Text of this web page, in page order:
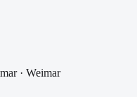
· Weimar